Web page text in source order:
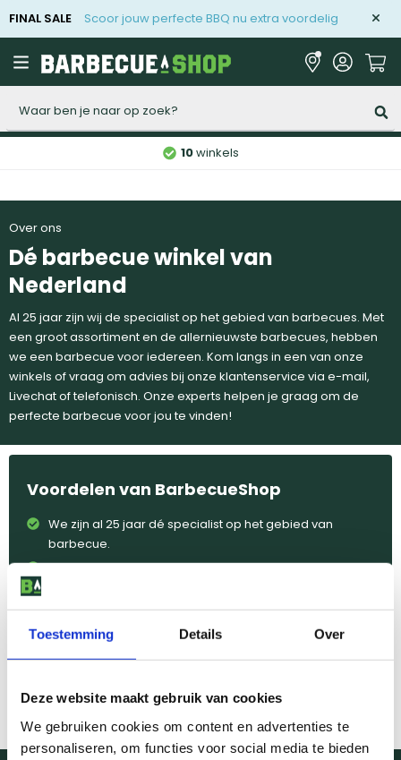
Toestemming Details Over
Deze website maakt gebruik van cookies
We gebruiken cookies om content en advertenties te
personaliseren, om functies voor social media te bieden
FINAL SALE Scoor jouw perfecte BBQ nu extra voordelig
10winkels
Over ons
Dé barbecue winkel van
Nederland
Al 25 jaar zijn wij de specialist op het gebied van barbecues. Met
een groot assortiment en de allernieuwste barbecues, hebben
we een barbecue voor iedereen. Kom langs in een van onze
winkels of vraag om advies bij onze klantenservice via e-mail,
Livechat of telefonisch. Onze experts helpen je graag om de
perfecte barbecue voor jou te vinden!
Voordelen van BarbecueShop
We zijn al 25 jaar dé specialist op het gebied van
barbecue.
Winkels met een ruim assortiment in Amsterdam,
Groningen, Naarden, Utrecht en Zoeterwoude.
Deskundig advies van echte barbecue specialisten.
Persoonlijk aanbod, waardoor je altijd de beste deal